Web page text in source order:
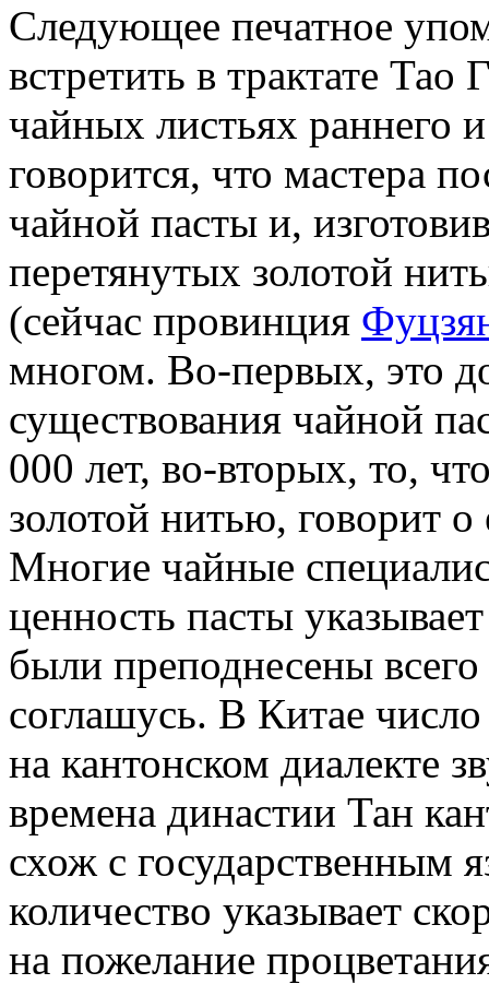
Следующее печатное
встретить в трактате
чайных листьях раннего
говорится, что мастера
чайной пасты и,
перетянутых золотой
(сейчас провинция
многом. Во-первых, это
существования чайной
000 лет, во-вторых, то,
золотой нитью, говорит
Многие чайные
ценность пасты
были преподнесены
соглашусь. В Китае
на кантонском диалекте
времена династии Тан
схож с государственным
количество указывает
на пожелание